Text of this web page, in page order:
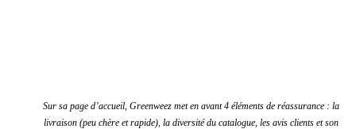
Sur sa page d’accueil, Greenweez met en avant 4 éléments de réassurance : la
livraison (peu chère et rapide), la diversité du catalogue, les avis clients et son